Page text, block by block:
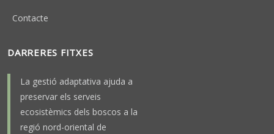
Contacte
DARRERES FITXES
La gestió adaptativa ajuda a
preservar els serveis
ecosistèmics dels boscos a la
regió nord-oriental de